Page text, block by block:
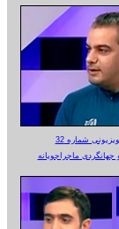
شماره 32
ماجراجویانه